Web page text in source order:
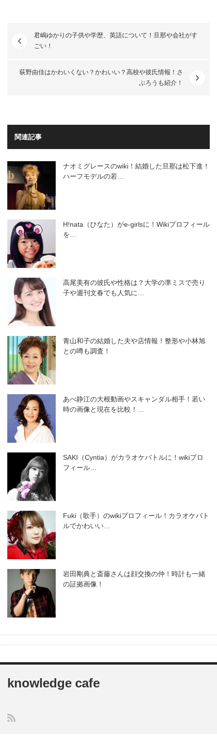
君嶋ゆかりの子供や学歴、英語について！旦那や会社がす
ごい！
荻野由佳はかわいくない？かわいい？高校や彼氏情報！さ
ぶろうも紹介！
関連記事
ナオミグレースのwiki！結婚した旦那は松下進！
ハーフモデルの若…
H!nata（ひなた）がe-girlsに！Wikiプロフィール
を…
高尾美有の彼氏や性格は？大学の準ミスで売り
子や週刊文春でも人気に…
青山和子の結婚した夫や店情報！整形や小林旭
との噂も調査！
あべ静江の大根動画やスキャンダル相手！若い
時の画像と現在を比較！…
SAKI（Cyntia）がカラオケバトルに！wikiプロ
フィール…
Fuki（歌手）のwikiプロフィール！カラオケバト
ルでかわいい…
岩田剛典と斎藤さんは顔交換の仲！時計も一緒
の証拠画像！
knowledge cafe